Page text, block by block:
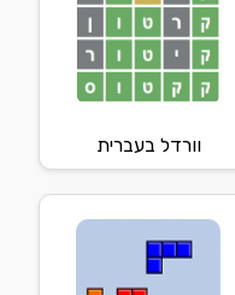
וורדל בעברית